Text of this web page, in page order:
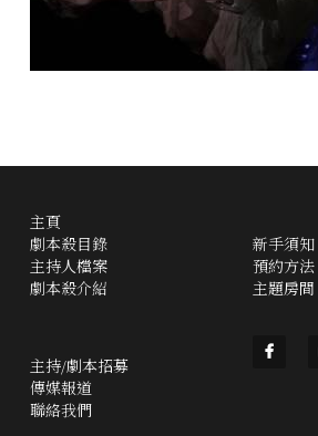
主頁
劇本殺目錄
主持人檔案
劇本殺介紹
新手須知
預約方法
主題房間
主持/劇本招募
傳媒報道
聯絡我們